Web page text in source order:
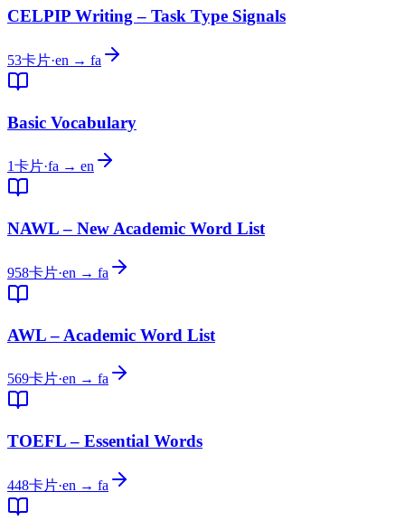
CELPIP Writing – Task Type Signals
53卡片·en → fa
Basic Vocabulary
1卡片·fa → en
NAWL – New Academic Word List
958卡片·en → fa
AWL – Academic Word List
569卡片·en → fa
TOEFL – Essential Words
448卡片·en → fa